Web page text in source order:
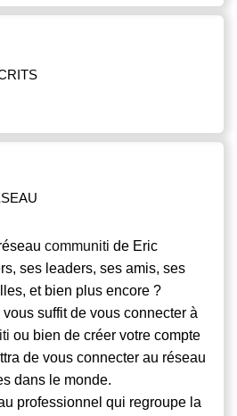
communiti de Eric
ses leaders, ses amis, ses
et bien plus encore ?
suffit de vous connecter à
ou bien de créer votre compte
de vous connecter au réseau
dans le monde.
professionnel qui regroupe la